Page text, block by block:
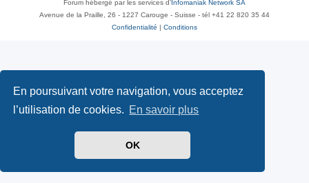
En poursuivant votre navigation, vous acceptez
l’utilisation de cookies. En savoir plus
OK
Forum hébergé par les services d’ Infomaniak Network SA
Avenue de la Praille, 26 - 1227 Carouge - Suisse - tél +41 22 820 35 44
Confidentialité
Conditions